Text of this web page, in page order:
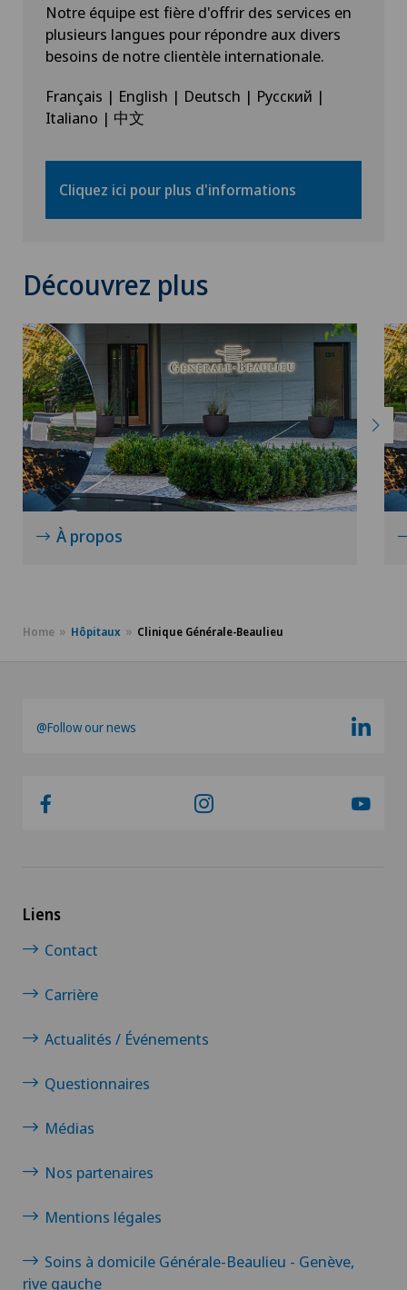
Notre équipe est fière d'offrir des services en
plusieurs langues pour répondre aux divers
besoins de notre clientèle internationale.
Français | English | Deutsch | Русский |
Italiano | 中文
Cliquez ici pour plus d'informations
Découvrez plus
À propos
Home Hôpitaux Clinique Générale-Beaulieu
@Follow our news
Liens
Contact
Carrière
Actualités / Événements
Questionnaires
Médias
Nos partenaires
Mentions légales
Soins à domicile Générale-Beaulieu - Genève,
rive gauche